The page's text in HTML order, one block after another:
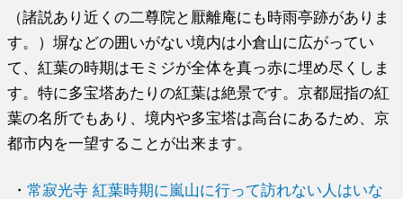
（諸説あり近くの二尊院と厭離庵にも時雨亭跡がありま
す。）塀などの囲いがない境内は小倉山に広がってい
て、紅葉の時期はモミジが全体を真っ赤に埋め尽くしま
す。特に多宝塔あたりの紅葉は絶景です。京都屈指の紅
葉の名所でもあり、境内や多宝塔は高台にあるため、京
都市内を一望することが出来ます。
・常寂光寺 紅葉時期に嵐山に行って訪れない人はいな